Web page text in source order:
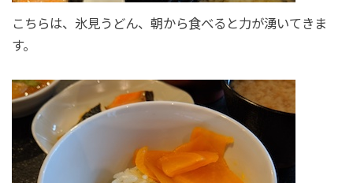
こちらは、氷見うどん、朝から食べると力が湧いてきま
す。